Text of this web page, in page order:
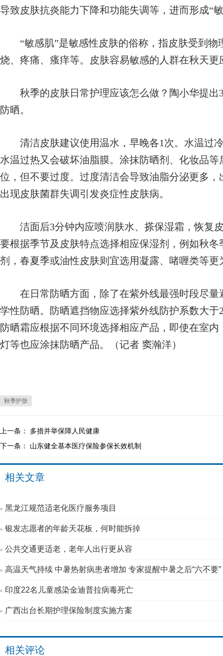
导致皮肤抗炎能力下降和功能失调等，进而形成“
“敏感肌”是敏感性皮肤的俗称，指皮肤受到物
烧、疼痛、瘙痒等。皮肤容易敏感的人群在秋天更
秋季的皮肤日常护理应该怎么做？陶小华提出
防晒。
清洁皮肤建议使用温水，早晚各1次。水温过
水温过热又会破坏油脂膜。涂抹防晒剂、化妆品
位，但不要过度。过度清洁会导致油脂分泌更多
出现皮肤菌群失调引发炎症性皮肤病。
洁面后3分钟内应喷润肤水、搽保湿霜，恢复
要根据季节及皮肤特点选择相应保湿剂，例如秋
剂，春夏季或油性皮肤则宜选用凝露、啫喱类等更
在日常防晒方面，除了在紫外线最强时段尽量
学性防晒。防晒遮挡物应选择紫外线防护系数大
防晒霜应根据不同环境选择相应产品，即使在室
灯等也应涂抹防晒产品。（记者 窦瀚洋）
秋季护肤
上一条： 多措并举保障人民健康
下一条： 山东健全基本医疗保险参保长效机制
相关文章
黑龙江规范适老化医疗服务项目
银发志愿者的年龄天花板，何时能拆掉
公共交通更适老，老年人出行更从容
高温天气持续 中暑热射病患者增加 专家提醒中暑之后“六不要”
印度22名儿童感染金迪普拉病毒死亡
广西出台长期护理保险制度实施方案
相关评论